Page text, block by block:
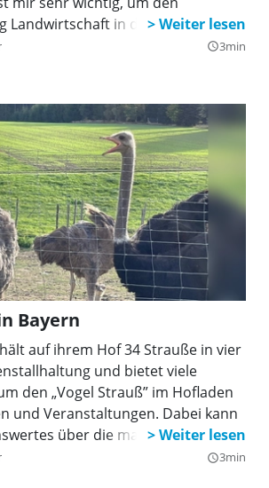
Landwirtschaft in den Fokus zu
die wichtige Arbeit der
für die Öffentlichkeit
und den Dialog zwischen
Verbrauchern fördern“, so der
auch, sich den aktuellen
der Landwirtschaft anzunehmen
und Unterstützung im
mit den aktuell stattfindenden
zu werben.
query_builder3min
Bayern
auf ihrem Hof 34 Strauße in vier
und bietet viele
den „Vogel Strauß” im Hofladen
und Veranstaltungen. Dabei kann
über die majestätischen
Der Kreisverband der
query_builder3min